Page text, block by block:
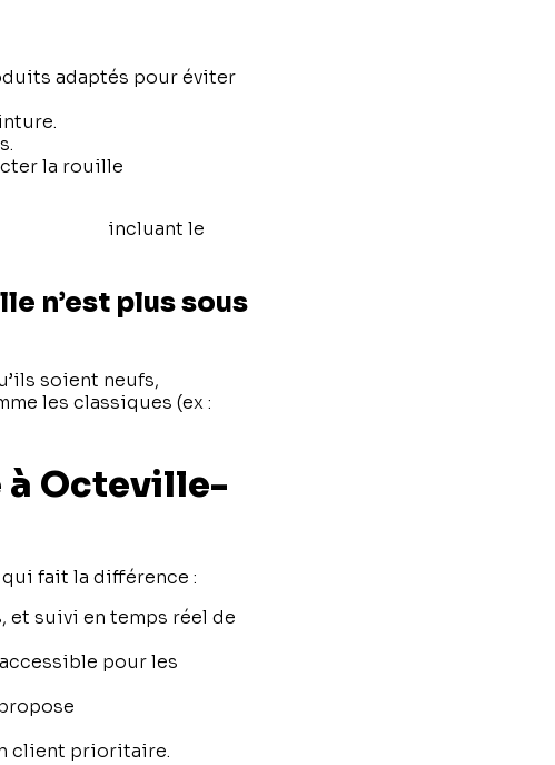
adaptés pour éviter
la rouille
incluant le
n’est plus sous
soient neufs,
les classiques (ex :
à Octeville-
fait la différence :
et suivi en temps réel de
pour les
client prioritaire.